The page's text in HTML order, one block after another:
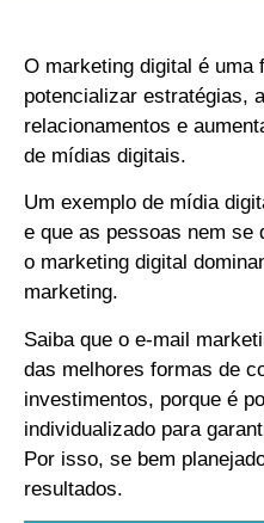
O marketing digital é uma
potencializar estratégias,
relacionamentos e
de mídias digitais.
Um exemplo de mídia
e que as pessoas nem se
o marketing digital
marketing.
Saiba que o e-mail
das melhores formas de
investimentos, porque é
individualizado para
Por isso, se bem
resultados.